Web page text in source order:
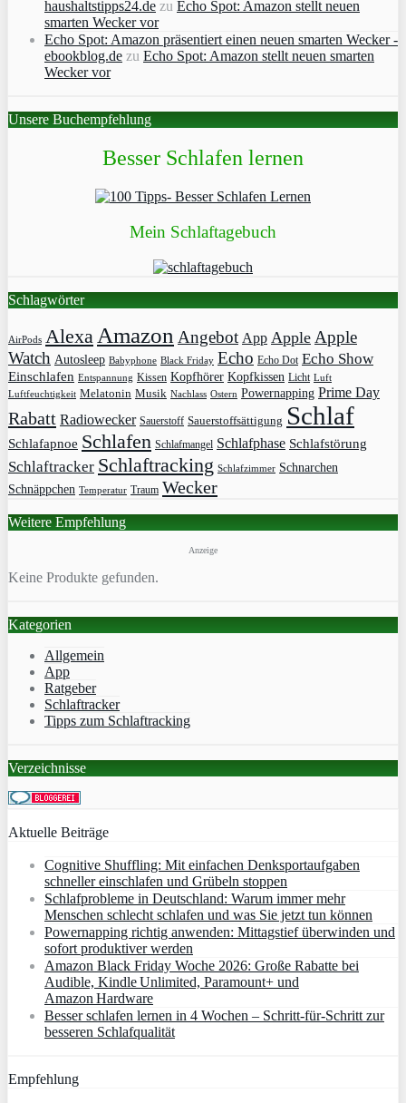
haushaltstipps24.de zu Echo Spot: Amazon stellt neuen
smarten Wecker vor
Echo Spot: Amazon präsentiert einen neuen smarten Wecker -
ebookblog.de zu Echo Spot: Amazon stellt neuen smarten
Wecker vor
Unsere Buchempfehlung
Besser Schlafen lernen
Mein Schlaftagebuch
Schlagwörter
AirPods Alexa Amazon Angebot App Apple Apple
Watch Autosleep Babyphone Black Friday Echo Echo Dot Echo Show
Einschlafen Entspannung Kissen Kopfhörer Kopfkissen Licht Luft
Luftfeuchtigkeit Melatonin Musik Nachlass Ostern Powernapping Prime Day
Rabatt Radiowecker Sauerstoff Sauerstoffsättigung Schlaf
Schlafapnoe Schlafen Schlafmangel Schlafphase Schlafstörung
Schlaftracker Schlaftracking Schlafzimmer Schnarchen
Schnäppchen Temperatur Traum Wecker
Weitere Empfehlung
Anzeige
Keine Produkte gefunden.
Kategorien
Allgemein
App
Ratgeber
Schlaftracker
Tipps zum Schlaftracking
Verzeichnisse
Aktuelle Beiträge
Cognitive Shuffling: Mit einfachen Denksportaufgaben
schneller einschlafen und Grübeln stoppen
Schlafprobleme in Deutschland: Warum immer mehr
Menschen schlecht schlafen und was Sie jetzt tun können
Powernapping richtig anwenden: Mittagstief überwinden und
sofort produktiver werden
Amazon Black Friday Woche 2026: Große Rabatte bei
Audible, Kindle Unlimited, Paramount+ und
Amazon Hardware
Besser schlafen lernen in 4 Wochen – Schritt‑für‑Schritt zur
besseren Schlafqualität
Empfehlung